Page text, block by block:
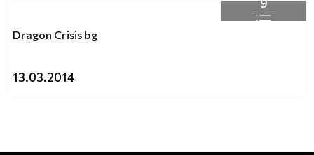
Dragon Crisis bg
13.03.2014